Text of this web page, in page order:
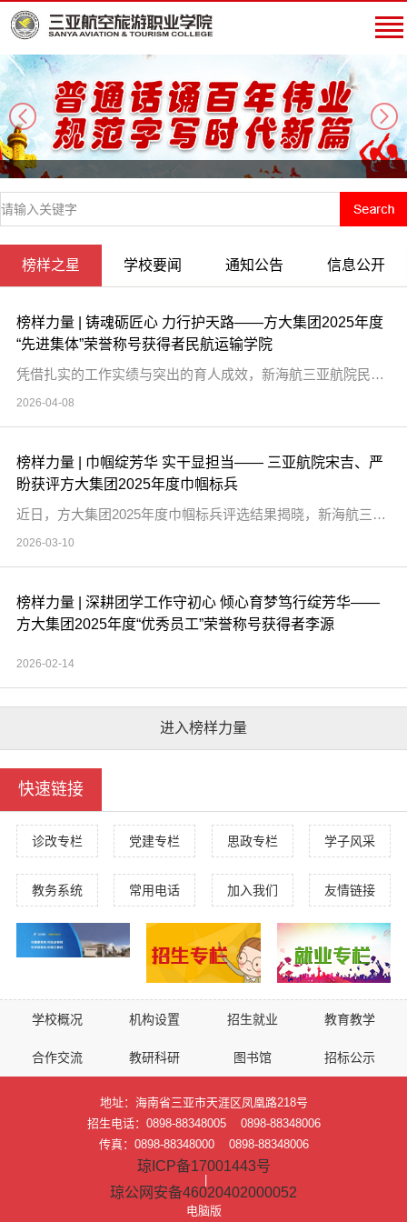
next
榜样之星 学校要闻 通知公告 信息公开
榜样力量 | 铸魂砺匠心 力行护天路——方大集团2025年度
“先进集体”荣誉称号获得者民航运输学院
凭借扎实的工作实绩与突出的育人成效，新海航三亚航院民航运输学院荣获辽宁方大集团2025年度“先进集体”荣誉称号。这份荣誉，不仅是上级单位对三亚航院民航运输学院全体教职工过去一年恪尽职守、锐意进取的高度认可，更是对学校坚持党建引领、深耕职业教育、服务自贸港建设所取得成果的肯定。民航运输学院是三亚航院建校起即设立的院（系）之一，始终秉持“铸魂砺匠心，力行护天路”的育人理念，致力于打造一支政治可靠、技术...
2026-04-08
榜样力量 | 巾帼绽芳华 实干显担当—— 三亚航院宋吉、严
盼获评方大集团2025年度巾帼标兵
近日，方大集团2025年度巾帼标兵评选结果揭晓，新海航三亚航院宋吉、严盼两位老师凭借在职业教育领域的卓越贡献与实干担当成功获评。她们一位深耕教学科研一线十八载，以匠心育桃李、以科研促发展；一位扎根教研管理岗位近十年，以实干聚合力、以服务筑根基。她们用女性独有的坚韧与智慧，在职业教育事业发展的征程中，书写了新时代职教人的巾帼答卷。十八年初心如磐，宋吉老师以三尺讲台为阵地，将爱岗敬业的初心融入教育教学...
2026-03-10
榜样力量 | 深耕团学工作守初心 倾心育梦笃行绽芳华——
方大集团2025年度“优秀员工”荣誉称号获得者李源
2026-02-14
进入榜样力量
快速链接
诊改专栏 党建专栏 思政专栏 学子风采
教务系统 常用电话 加入我们 友情链接
学校概况 机构设置 招生就业 教育教学
合作交流 教研科研 图书馆 招标公示
地址：海南省三亚市天涯区凤凰路218号
招生电话：0898-88348005 0898-88348006
传真：0898-88348000 0898-88348006
琼ICP备17001443号
琼公网安备46020402000052
电脑版